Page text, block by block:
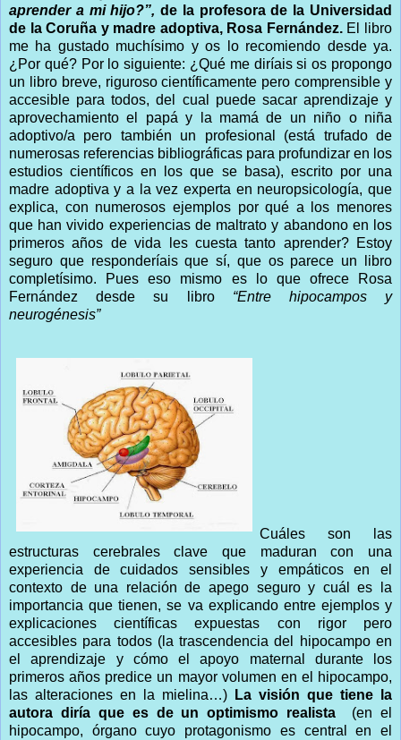
aprender a mi hijo?”, de la profesora de la Universidad
de la Coruña y madre adoptiva, Rosa Fernández.El libro
me ha gustado muchísimo y os lo recomiendo desde ya.
¿Por qué? Por lo siguiente: ¿Qué me diríais si os propongo
un libro breve, riguroso científicamente pero comprensible y
accesible para todos, del cual puede sacar aprendizaje y
aprovechamiento el papá y la mamá de un niño o niña
adoptivo/a pero también un profesional (está trufado de
numerosas referencias bibliográficas para profundizar en los
estudios científicos en los que se basa), escrito por una
madre adoptiva y a la vez experta en neuropsicología, que
explica, con numerosos ejemplos por qué a los menores
que han vivido experiencias de maltrato y abandono en los
primeros años de vida les cuesta tanto aprender? Estoy
seguro que responderíais que sí, que os parece un libro
completísimo. Pues eso mismo es lo que ofrece Rosa
Fernández desde su libro “Entre hipocampos y
neurogénesis”
Cuáles son las
estructuras cerebrales clave que maduran con una
experiencia de cuidados sensibles y empáticos en el
contexto de una relación de apego seguro y cuál es la
importancia que tienen, se va explicando entre ejemplos y
explicaciones científicas expuestas con rigor pero
accesibles para todos (la trascendencia del hipocampo en
el aprendizaje y cómo el apoyo maternal durante los
primeros años predice un mayor volumen en el hipocampo,
las alteraciones en la mielina…)
La visión que tiene la
autora diría que es de un optimismo realista
(en el
hipocampo, órgano cuyo protagonismo es central en el